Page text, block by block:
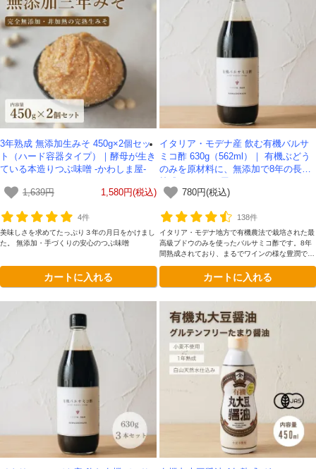
3年熟成 無添加生みそ 450g×2個セッ
ト（ハード容器タイプ）｜酵母が生き
ている本造りつぶ味噌 -かわしま屋-
1,639円 1,580円(税込)
4件
美味しさを求めてたっぷり３年の月日をかけまし
た。 無添加・手づくりの安心のつぶ味噌
カートに入れる
イタリア・モデナ産 飲む有機バルサ
ミコ酢 630g（562ml）｜ 有機ぶどう
のみを原材料に、無添加で8年の長期
780円(税込)
138件
イタリア・モデナ地方で有機農法で栽培された最
高級ブドウのみを使ったバルサミコ酢です。8年
間熟成されており、まるでワインの様な豊潤で濃
加えていない、本物のバルサミコ酢をお楽しみく
ださい。
カートに入れる
新規会員様限定
今すぐ使える300 円OFFクーポンを
ご用意しました🎁
会員登録ありがとうございます！
＼ ご登録の感謝を込めて ／
新規会員様限定 特典クーポン
300円OFF